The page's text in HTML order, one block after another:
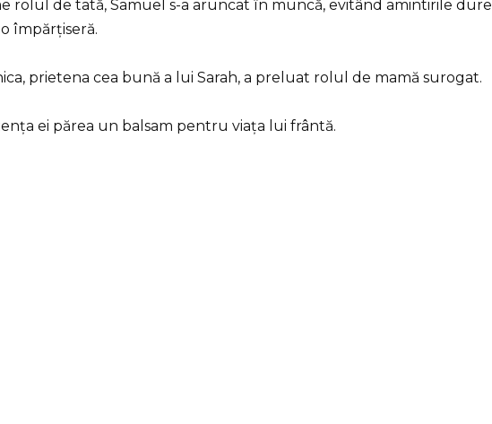
rolul de tată, Samuel s-a aruncat în muncă, evitând amintirile
împărțiseră.
prietena cea bună a lui Sarah, a preluat rolul de mamă surogat.
ei părea un balsam pentru viața lui frântă.